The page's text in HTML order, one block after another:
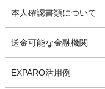
本人確認書類について
送金可能な金融機関
EXPARO活用例